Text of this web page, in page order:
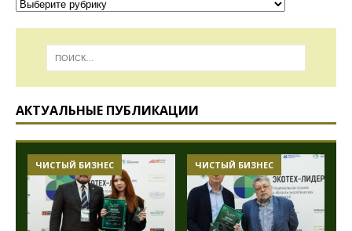
АКТУАЛЬНЫЕ ПУБЛИКАЦИИ
ЧИСТЫЙ БИЗНЕС ЧИСТЫЙ БИЗНЕС